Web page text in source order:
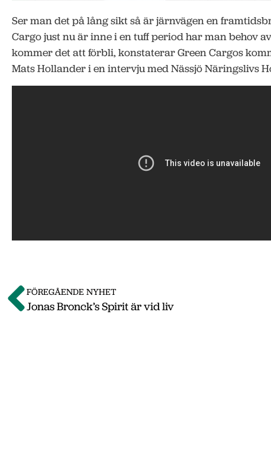
Ser man det på lång sikt så är järnvägen en
Cargo just nu är inne i en tuff period har man behov
kommer det att förbli, konstaterar Green Cargos
Mats Hollander i en intervju med Nässjö Näringslivs
FÖREGÅENDE NYHET
Jonas Bronck’s Spirit är vid liv